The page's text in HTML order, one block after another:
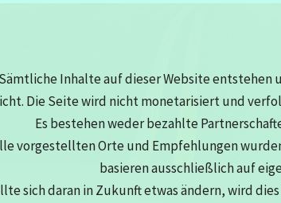
Sämtliche Inhalte auf dieser Website entstehen
Die Seite wird nicht monetarisiert und
Es bestehen weder bezahlte
vorgestellten Orte und Empfehlungen
basieren ausschließlich auf
sich daran in Zukunft etwas ändern, wird